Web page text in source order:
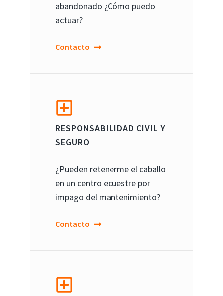
abandonado ¿Cómo puedo
actuar?
Contacto
RESPONSABILIDAD CIVIL Y
SEGURO
¿Pueden retenerme el caballo
en un centro ecuestre por
impago del mantenimiento?
Contacto